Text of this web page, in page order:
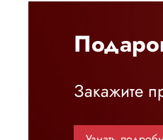
Закажите